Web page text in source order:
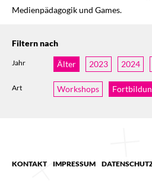
Medienpädagogik und Games.
Filtern nach
Jahr Älter 2023 2024
Art Workshops
KONTAKT IMPRESSUM